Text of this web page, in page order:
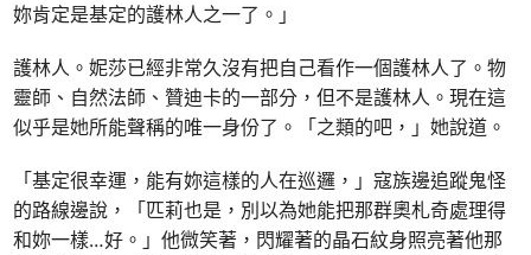
妳肯定是基定的護林人之一了。」
護林人。妮莎已經非常久沒有把自己看作一個護林人了。物
靈師、自然法師、贊迪卡的一部分，但不是護林人。現在這
似乎是她所能聲稱的唯一身份了。「之類的吧，」她說道。
「基定很幸運，能有妳這樣的人在巡邏，」寇族邊追蹤鬼怪
的路線邊說，「匹莉也是，別以為她能把那群奧札奇處理得
和妳一樣…好。」他微笑著，閃耀著的晶石紋身照亮著他那